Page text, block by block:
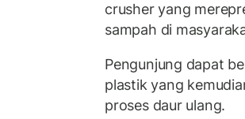
crusher yang
sampah di
Pengunjung dapat
plastik yang
proses daur ulang.